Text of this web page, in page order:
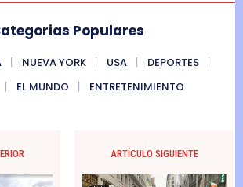
Populares
NUEVA YORK USA
DEPORTES
EL MUNDO ENTRETENIMIENTO
ARTÍCULO SIGUIENTE